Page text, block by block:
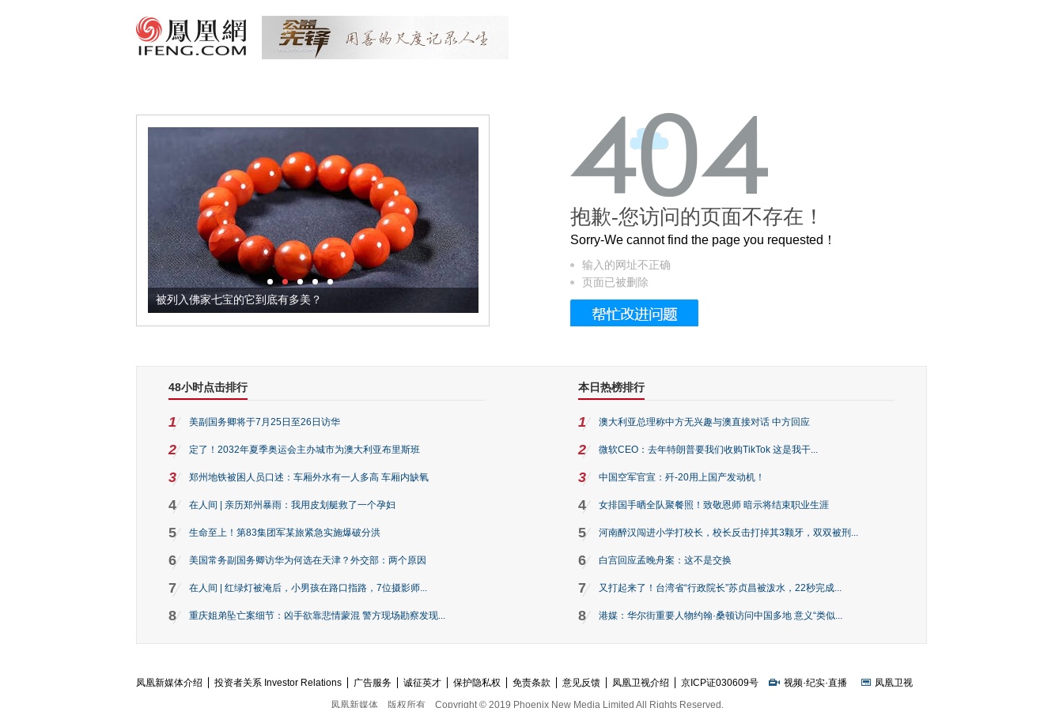
被列入佛家七宝的它到底有多美？ 这个3.2米的长卷，还原了600岁的紫禁城
抱歉-您访问的页面不存在！
Sorry-We cannot find the page you requested！
输入的网址不正确
页面已被删除
48小时点击排行
1 美副国务卿将于7月25日至26日访华
2 定了！2032年夏季奥运会主办城市为澳大利亚布里斯班
3 郑州地铁被困人员口述：车厢外水有一人多高 车厢内缺氧
4 在人间 | 亲历郑州暴雨：我用皮划艇救了一个孕妇
5 生命至上！第83集团军某旅紧急实施爆破分洪
6 美国常务副国务卿访华为何选在天津？外交部：两个原因
7 在人间 | 红绿灯被淹后，小男孩在路口指路，7位摄影师...
8 重庆姐弟坠亡案细节：凶手欲靠悲情蒙混 警方现场勘察发现...
本日热榜排行
1 澳大利亚总理称中方无兴趣与澳直接对话 中方回应
2 微软CEO：去年特朗普要我们收购TikTok 这是我干...
3 中国空军官宣：歼-20用上国产发动机！
4 女排国手晒全队聚餐照！致敬恩师 暗示将结束职业生涯
5 河南醉汉闯进小学打校长，校长反击打掉其3颗牙，双双被刑...
6 白宫回应孟晚舟案：这不是交换
7 又打起来了！台湾省“行政院长”苏贞昌被泼水，22秒完成...
8 港媒：华尔街重要人物约翰·桑顿访问中国多地 意义“类似...
凤凰新媒体介绍 投资者关系 Investor Relations 广告服务 诚征英才 保护隐私权 免责条款 意见反馈 凤凰卫视介绍 京ICP证030609号 视频·纪实·直播
凤凰卫视
凤凰新媒体
版权所有 Copyright © 2019 Phoenix New Media Limited All Rights Reserved.